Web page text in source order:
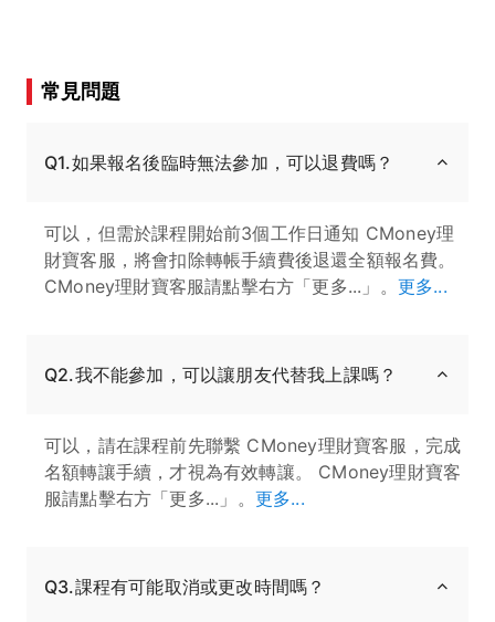
常見問題
Q1.如果報名後臨時無法參加，可以退費嗎？
可以，但需於課程開始前3個工作日通知 CMoney理
財寶客服，將會扣除轉帳手續費後退還全額報名費。
CMoney理財寶客服請點擊右方「更多...」。 更多...
Q2.我不能參加，可以讓朋友代替我上課嗎？
可以，請在課程前先聯繫 CMoney理財寶客服，完成
名額轉讓手續，才視為有效轉讓。 CMoney理財寶客
服請點擊右方「更多...」。 更多...
Q3.課程有可能取消或更改時間嗎？